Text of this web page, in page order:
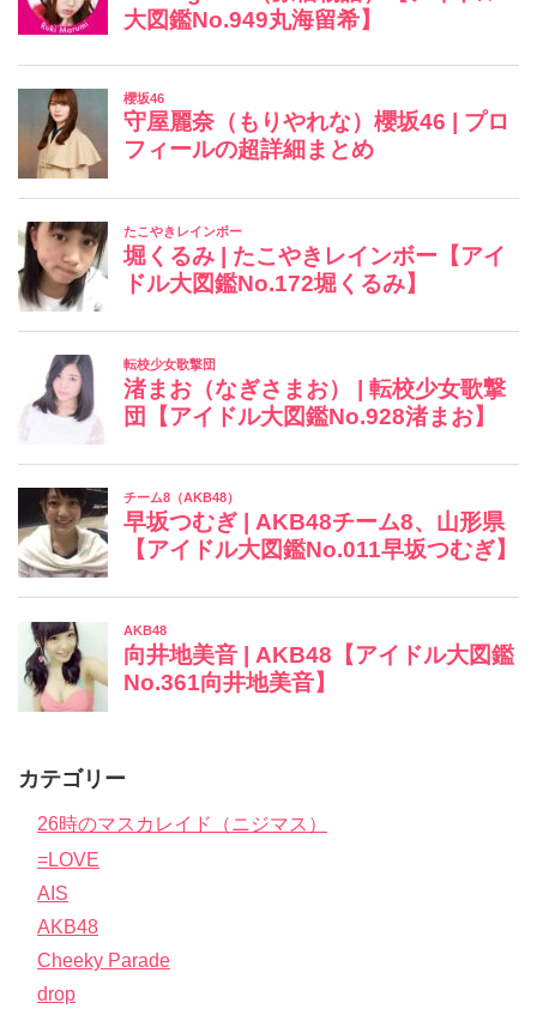
カテゴリー
26時のマスカレイド（ニジマス）
=LOVE
AIS
AKB48
Cheeky Parade
drop